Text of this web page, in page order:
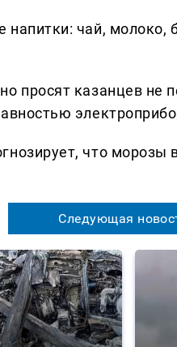
напитки: чай,
просят казанцев не
что морозы
Следующая